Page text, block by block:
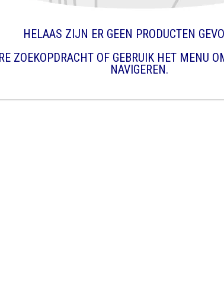
HELAAS ZIJN ER GEEN PRODUCTEN
ZOEKOPDRACHT OF GEBRUIK HET MENU
NAVIGEREN.